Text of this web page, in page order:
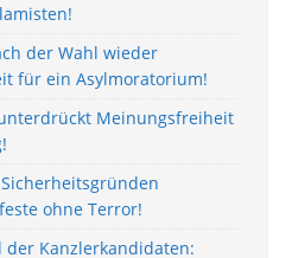
der Wahl wieder
für ein Asylmoratorium!
Meinungsfreiheit
ohne Terror!
der Kanzlerkandidaten: